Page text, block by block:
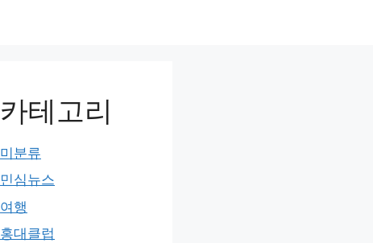
카테고리
미분류
민심뉴스
여행
홍대클럽